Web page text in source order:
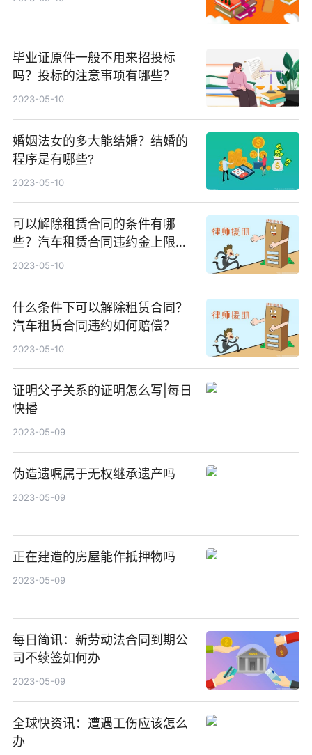
毕业证原件一般不用来招投标
吗？投标的注意事项有哪些？
2023-05-10
婚姻法女的多大能结婚？结婚的
程序是有哪些?
2023-05-10
可以解除租赁合同的条件有哪
些？汽车租赁合同违约金上限不
超过实际损失的多少呢？
2023-05-10
什么条件下可以解除租赁合同？
汽车租赁合同违约如何赔偿？
2023-05-10
证明父子关系的证明怎么写|每日
快播
2023-05-09
伪造遗嘱属于无权继承遗产吗
2023-05-09
正在建造的房屋能作抵押物吗
2023-05-09
每日简讯：新劳动法合同到期公
司不续签如何办
2023-05-09
全球快资讯：遭遇工伤应该怎么
办